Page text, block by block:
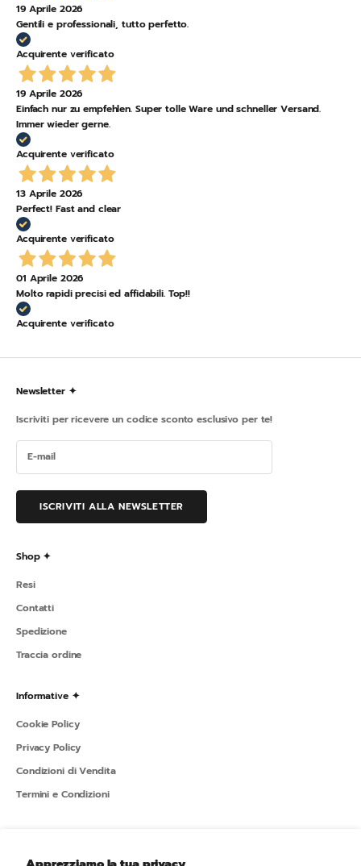
19 Aprile 2026
Gentili e professionali, tutto perfetto.
Acquirente verificato
19 Aprile 2026
Einfach nur zu empfehlen. Super tolle Ware und schneller Versand.
Immer wieder gerne.
Acquirente verificato
13 Aprile 2026
Perfect! Fast and clear
Acquirente verificato
01 Aprile 2026
Molto rapidi precisi ed affidabili. Top!!
Acquirente verificato
Newsletter ✦
Iscriviti per ricevere un codice sconto esclusivo per te!
ISCRIVITI ALLA NEWSLETTER
Shop ✦
Resi
Contatti
Spedizione
Traccia ordine
Informative ✦
Cookie Policy
Privacy Policy
Condizioni di Vendita
Termini e Condizioni